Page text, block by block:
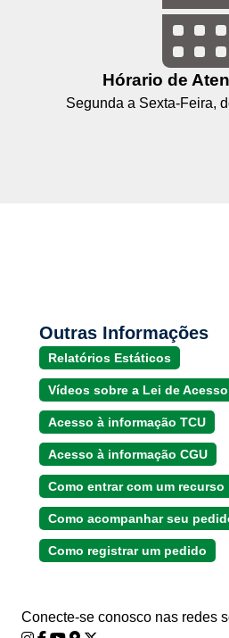
Hórario de
Segunda a Sexta-Feira,
Outras Informações
Relatórios Estáticos
Vídeos sobre a Lei de
Acesso à informação TCU
Acesso à informação CGU
Como entrar com um recurso
Como acompanhar seu
Como registrar um pedido
Conecte-se conosco nas redes